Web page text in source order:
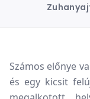
Számos előnye
és egy kicsit